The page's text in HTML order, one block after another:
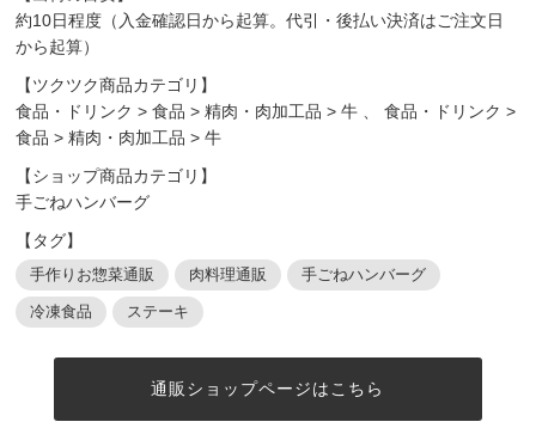
約10日程度（入金確認日から起算。代引・後払い決済はご注文日
から起算）
【ツクツク商品カテゴリ】
食品・ドリンク >食品 >精肉・肉加工品 >牛 、食品・ドリンク >
食品 >精肉・肉加工品 >牛
【ショップ商品カテゴリ】
手ごねハンバーグ
【タグ】
手作りお惣菜通販 肉料理通販 手ごねハンバーグ
冷凍食品 ステーキ
通販ショップページはこちら